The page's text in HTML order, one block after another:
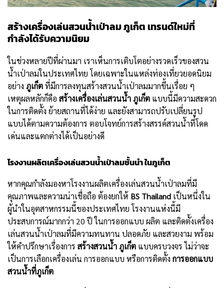
สร้างเครื่องเล่นสวนน้ำเป่าลม ภูเก็ต เทรนด์ใหม่ที่
กำลังได้รับความนิยม
ในช่วงหลายปีที่ผ่านมา เราเห็นการเติบโตอย่างรวดเร็วของสวน
น้ำเป่าลมในประเทศไทย โดยเฉพาะในแหล่งท่องเที่ยวยอดนิยม
อย่าง ภูเก็ตที่มีการลงทุนสร้างสวนน้ำเป่าลมมากขึ้นเรื่อย ๆ
เหตุผลหลักก็คือ สร้างเครื่องเล่นสวนน้ำ ภูเก็ต แบบนี้มีความสะดวก
ในการติดตั้ง ย้ายสถานที่ได้ง่าย และยังสามารถปรับเปลี่ยนรูป
แบบได้ตามความต้องการ ตอบโจทย์การสร้างสรรค์สวนน้ำที่โดด
เด่นและแตกต่างได้เป็นอย่างดี
โรงงานผลิตเครื่องเล่นสวนน้ำเป่าลมชั้นนำ ในภูเก็ต
หากคุณกำลังมองหาโรงงานผลิตเครื่องเล่นสวนน้ำเป่าลมที่มี
คุณภาพและความน่าเชื่อถือ ต้องยกให้ BS Thailand เป็นหนึ่งใน
ผู้นำในอุตสาหกรรมนี้ของประเทศไทย โรงงานแห่งนี้มี
ประสบการณ์มากกว่า 20 ปี ในการออกแบบ ผลิต และติดตั้งเครื่อง
เล่นสวนน้ำเป่าลมที่มีความทนทาน ปลอดภัย และสวยงาม พร้อม
ให้คำปรึกษาเรื่องการ สร้างสวนน้ำ ภูเก็ต แบบครบวงจร ไม่ว่าจะ
เป็นการเลือกเครื่องเล่น การออกแบบ หรือการติดตั้ง การออกแบบ
สวนน้ำที่ภูเก็ต